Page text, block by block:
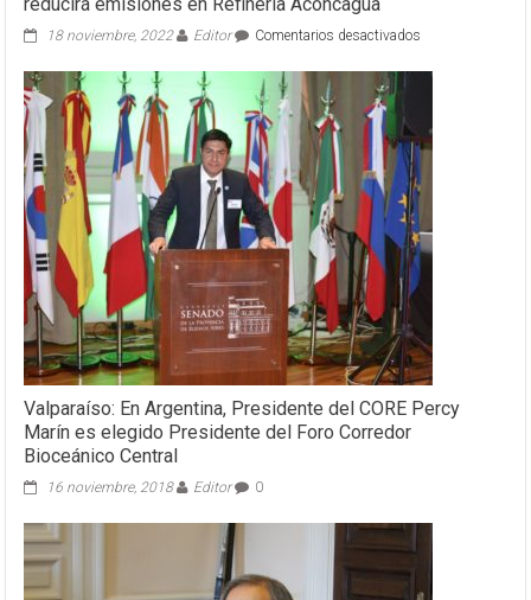
18 noviembre, 2022 Editor Comentarios desactivados
Enap
principal
unidad
reducirá
emisiones
Valparaíso: En Argentina, Presidente del CORE Percy
Marín es elegido Presidente del Foro Corredor
Bioceánico Central
16 noviembre, 2018 Editor 0